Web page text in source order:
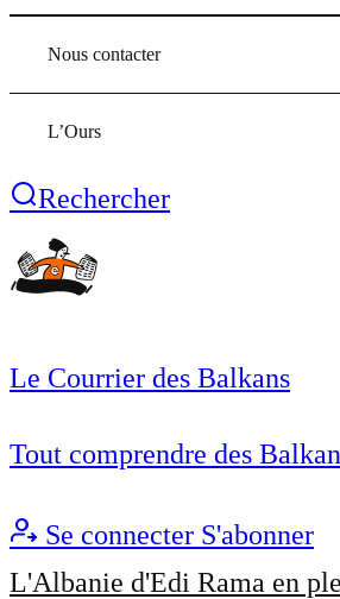
Nous contacter
L’Ours
Rechercher
Le Courrier des Balkans
Tout comprendre des
Se connecter S'abonner
L'Albanie d'Edi Rama en